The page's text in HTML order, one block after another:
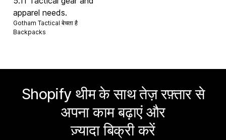
apparel needs.
Gotham Tactical बेचता है
Backpacks
Shopify थीम के साथ तेज़ रफ़्तार से
अपना काम बढ़ाएं और
ज़्यादा बिक्री करें